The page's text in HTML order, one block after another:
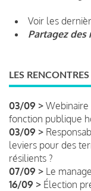
Voir les
Partagez des
LES RENCONTRES
03/09 > Webinaire
fonction publique
03/09 >
leviers pour des
résilients ?
07/09 > Le
16/09 > Élection